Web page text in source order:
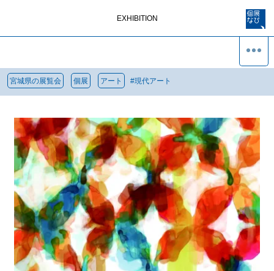
EXHIBITION
宮城県の展覧会 個展 アート #現代アート